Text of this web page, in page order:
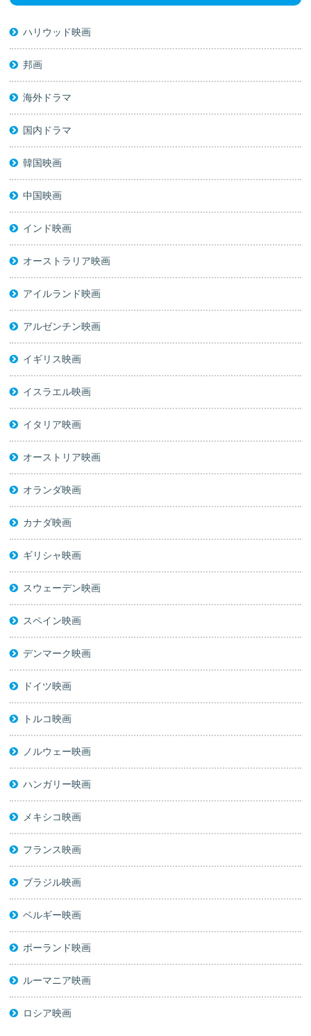
ハリウッド映画
邦画
海外ドラマ
国内ドラマ
韓国映画
中国映画
インド映画
オーストラリア映画
アイルランド映画
アルゼンチン映画
イギリス映画
イスラエル映画
イタリア映画
オーストリア映画
オランダ映画
カナダ映画
ギリシャ映画
スウェーデン映画
スペイン映画
デンマーク映画
ドイツ映画
トルコ映画
ノルウェー映画
ハンガリー映画
メキシコ映画
フランス映画
ブラジル映画
ベルギー映画
ポーランド映画
ルーマニア映画
ロシア映画